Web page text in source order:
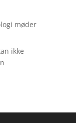
møder
ikke